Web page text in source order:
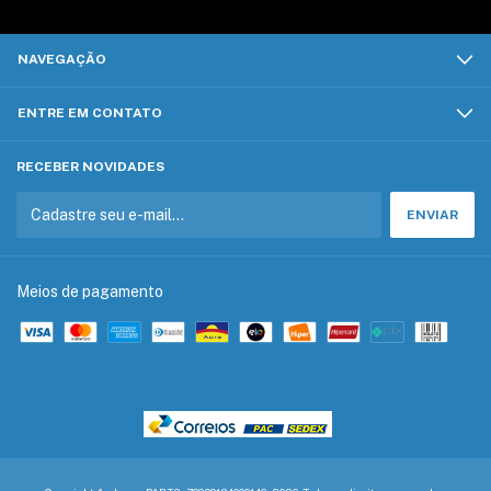
NAVEGAÇÃO
ENTRE EM CONTATO
RECEBER NOVIDADES
Meios de pagamento